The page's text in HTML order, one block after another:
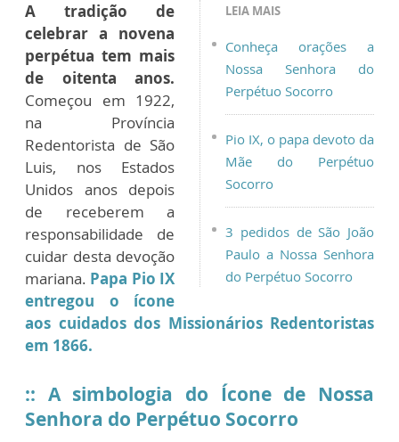
LEIA MAIS
Conheça orações a
Nossa Senhora do
Perpétuo Socorro
Pio IX, o papa devoto da
Mãe do Perpétuo
Socorro
3 pedidos de São João
Paulo a Nossa Senhora
do Perpétuo Socorro
A tradição de
celebrar a novena
perpétua tem mais
de oitenta anos.
Começou em 1922,
na Província
Redentorista de São
Luis, nos Estados
Unidos anos depois
de receberem a
responsabilidade de
cuidar desta devoção
mariana. Papa Pio IX
entregou o ícone
aos cuidados dos Missionários Redentoristas
em 1866.
:: A simbologia do Ícone de Nossa
Senhora do Perpétuo Socorro